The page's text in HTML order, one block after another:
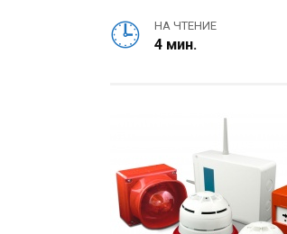
НА ЧТЕНИЕ
4 мин.